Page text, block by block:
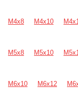
М4х8 М4х10
М5х8 М5х10
М6х10 М6х12